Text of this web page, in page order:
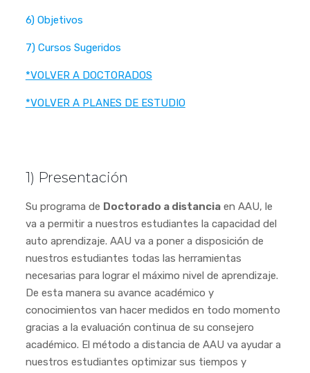
6) Objetivos
7) Cursos Sugeridos
*VOLVER A DOCTORADOS
*VOLVER A PLANES DE ESTUDIO
1) Presentación
Su programa de Doctorado a distanciaen AAU, le
va a permitir a nuestros estudiantes la capacidad del
auto aprendizaje. AAU va a poner a disposición de
nuestros estudiantes todas las herramientas
necesarias para lograr el máximo nivel de aprendizaje.
De esta manera su avance académico y
conocimientos van hacer medidos en todo momento
gracias a la evaluación continua de su consejero
académico. El método a distancia de AAU va ayudar a
nuestros estudiantes optimizar sus tiempos y